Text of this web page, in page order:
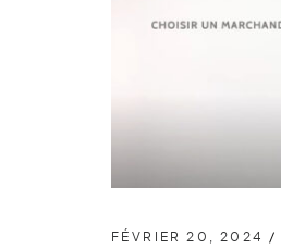
FÉVRIER 20, 2024 /